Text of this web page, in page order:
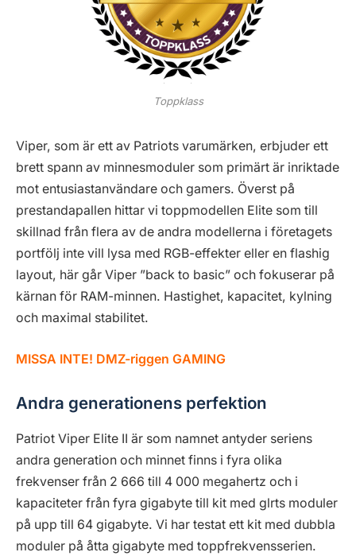
Toppklass
Viper, som är ett av Patriots varumärken, erbjuder ett
brett spann av minnesmoduler som primärt är inriktade
mot entusiastanvändare och gamers. Överst på
prestandapallen hittar vi toppmodellen Elite som till
skillnad från flera av de andra modellerna i företagets
portfölj inte vill lysa med RGB-effekter eller en flashig
layout, här går Viper ”back to basic” och fokuserar på
kärnan för RAM-minnen. Hastighet, kapacitet, kylning
och maximal stabilitet.
MISSA INTE! DMZ-riggen GAMING
Andra generationens perfektion
Patriot Viper Elite II är som namnet antyder seriens
andra generation och minnet finns i fyra olika
frekvenser från 2 666 till 4 000 megahertz och i
kapaciteter från fyra gigabyte till kit med glrts moduler
på upp till 64 gigabyte. Vi har testat ett kit med dubbla
moduler på åtta gigabyte med toppfrekvensserien.